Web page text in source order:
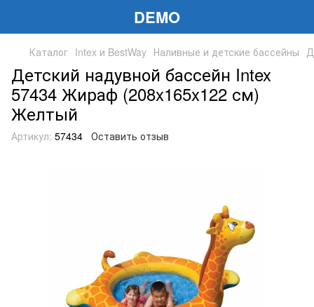
DEMO
Каталог Intex и BestWay Наливные и детские бассейны
Детский надувной бассейн Intex
57434 Жираф (208x165x122 см)
Желтый
Артикул: 57434 Оставить отзыв